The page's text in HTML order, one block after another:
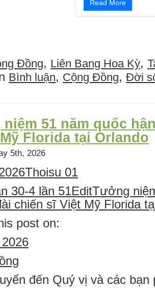
Read More
Đồng, Liên Bang Hoa Kỳ,
Bình luận, Cộng Đồng, Đời
51 năm quốc
Florida tại Orlando
5th, 2026
Thoisu 01
30-4 lần 51EditTưởng
chiến sĩ Việt Mỹ Florida
post on:
đến Quý vị và các